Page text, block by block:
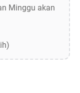
Minggu akan